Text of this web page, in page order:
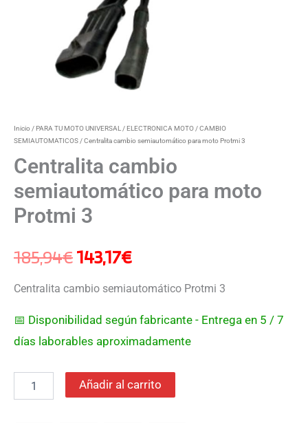
Inicio /PARA TU MOTO UNIVERSAL /ELECTRONICA MOTO /CAMBIO
SEMIAUTOMATICOS / Centralita cambio semiautomático para moto Protmi 3
Centralita cambio
semiautomático para moto
Protmi 3
185,94€143,17€
Centralita cambio semiautomático Protmi 3
📅 Disponibilidad según fabricante - Entrega en 5 / 7
días laborables aproximadamente
Añadir al carrito